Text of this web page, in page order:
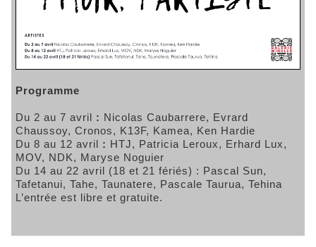
Programme
Du 2 au 7 avril : Nicolas Caubarrere, Evrard
Chaussoy, Cronos, K13F, Kamea, Ken Hardie
Du 8 au 12 avril : HTJ, Patricia Leroux, Erhard Lux,
MOV, NDK, Maryse Noguier
Du 14 au 22 avril (18 et 21 fériés) : Pascal Sun,
Tafetanui, Tahe, Taunatere, Pascale Taurua, Tehina
L’entrée est libre et gratuite.